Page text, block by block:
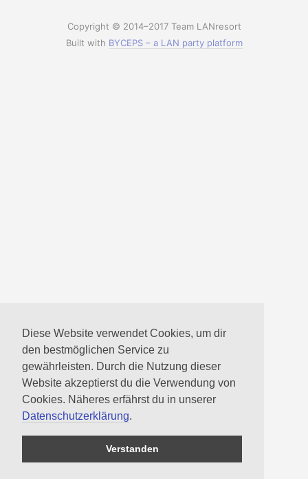
Diese Website verwendet Cookies, um dir
den bestmöglichen Service zu
gewährleisten. Durch die Nutzung dieser
Website akzeptierst du die Verwendung von
Cookies. Näheres erfährst du in unserer
Datenschutzerklärung.
Verstanden
Copyright © 2014–2017 Team LANresort
Built with BYCEPS – a LAN party platform